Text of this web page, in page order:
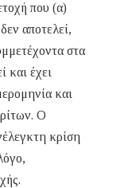
που (α)
αποτελεί,
στα
και έχει
και
Ο
κρίση